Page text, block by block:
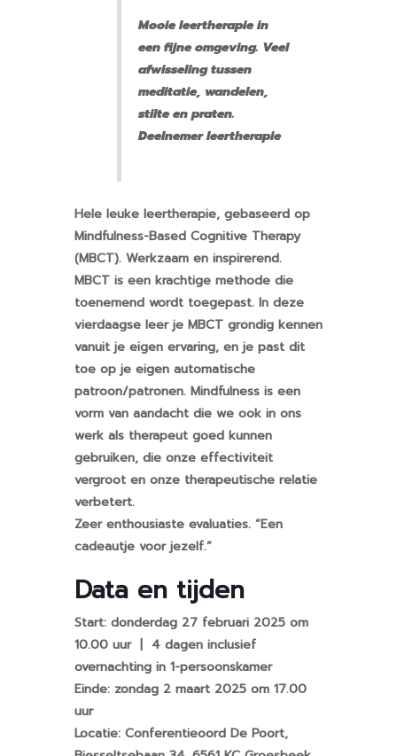
Mooie leertherapie in
een fijne omgeving. Veel
afwisseling tussen
meditatie, wandelen,
stilte en praten.
Deelnemer leertherapie
Hele leuke leertherapie, gebaseerd op
Mindfulness-Based Cognitive Therapy
(MBCT). Werkzaam en inspirerend.
MBCT is een krachtige methode die
toenemend wordt toegepast. In deze
vierdaagse leer je MBCT grondig kennen
vanuit je eigen ervaring, en je past dit
toe op je eigen automatische
patroon/patronen. Mindfulness is een
vorm van aandacht die we ook in ons
werk als therapeut goed kunnen
gebruiken, die onze effectiviteit
vergroot en onze therapeutische relatie
verbetert.
Zeer enthousiaste evaluaties. “Een
cadeautje voor jezelf.”
Data en tijden
Start: donderdag 27 februari 2025 om
10.00 uur | 4 dagen inclusief
overnachting in 1-persoonskamer
Einde: zondag 2 maart 2025 om 17.00
uur
Locatie: Conferentieoord De Poort,